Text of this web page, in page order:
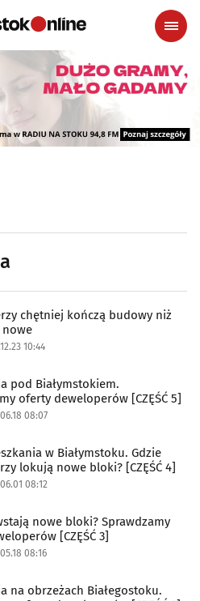
chętniej kończą budowy niż
nowe
10:44
pod Białymstokiem.
oferty deweloperów [CZĘŚĆ 5]
08:07
w Białymstoku. Gdzie
lokują nowe bloki? [CZĘŚĆ 4]
08:12
nowe bloki? Sprawdzamy
[CZĘŚĆ 3]
08:16
na obrzeżach Białegostoku.